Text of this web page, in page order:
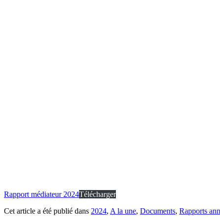
Rapport médiateur 2024Télécharger
Cet article a été publié dans 2024, A la une, Documents, Rapports